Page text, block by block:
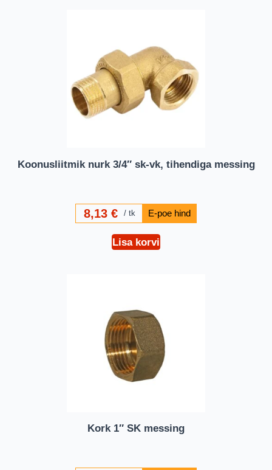
Koonusliitmik nurk 3/4″ sk-vk, tihendiga messing
8,13€ tk
Lisa korvi
Kork 1″ SK messing